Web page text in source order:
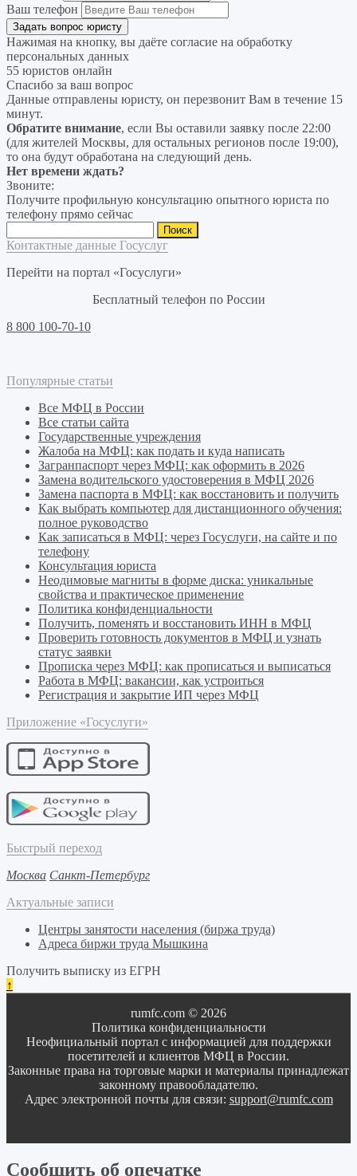
Ваш телефон
Нажимая на кнопку, вы даёте согласие на обработку
персональных данных
55 юристов онлайн
Спасибо за ваш вопрос
Данные отправлены юристу, он перезвонит Вам в течение 15
минут.
Обратите внимание, если Вы оставили заявку после 22:00
(для жителей Москвы, для остальных регионов после 19:00),
то она будут обработана на следующий день.
Нет времени ждать?
Звоните:
Получите профильную консультацию опытного юриста по
телефону прямо сейчас
Контактные данные Госуслуг
Перейти на портал «Госуслуги»
Бесплатный телефон по России
8 800 100-70-10
Популярные статьи
Все МФЦ в России
Все статьи сайта
Государственные учреждения
Жалоба на МФЦ: как подать и куда написать
Загранпаспорт через МФЦ: как оформить в 2026
Замена водительского удостоверения в МФЦ 2026
Замена паспорта в МФЦ: как восстановить и получить
Как выбрать компьютер для дистанционного обучения:
полное руководство
Как записаться в МФЦ: через Госуслуги, на сайте и по
телефону
Консультация юриста
Неодимовые магниты в форме диска: уникальные
свойства и практическое применение
Политика конфиденциальности
Получить, поменять и восстановить ИНН в МФЦ
Проверить готовность документов в МФЦ и узнать
статус заявки
Прописка через МФЦ: как прописаться и выписаться
Работа в МФЦ: вакансии, как устроиться
Регистрация и закрытие ИП через МФЦ
Приложение «Госуслуги»
Быстрый переход
Москва Санкт-Петербург
Актуальные записи
Центры занятости населения (биржа труда)
Адреса биржи труда Мышкина
Получить выписку из ЕГРН
↑
rumfc.com © 2026
Политика конфиденциальности
Неофициальный портал с информацией для поддержки
посетителей и клиентов МФЦ в России.
Законные права на торговые марки и материалы принадлежат
законному правообладателю.
Адрес электронной почты для связи: support@rumfc.com
Сообщить об опечатке